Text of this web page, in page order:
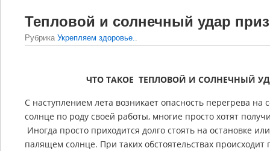
Тепловой и солнечный удар
Рубрика Укрепляем здоровье..
ЧТО ТАКОЕ ТЕПЛОВОЙ И СОЛНЕЧНЫЙ
С наступлением лета возникает опасность перегрева
солнце по роду своей работы, многие просто хотят
Иногда просто приходится долго стоять на остановке
палящем солнце. При таких обстоятельствах